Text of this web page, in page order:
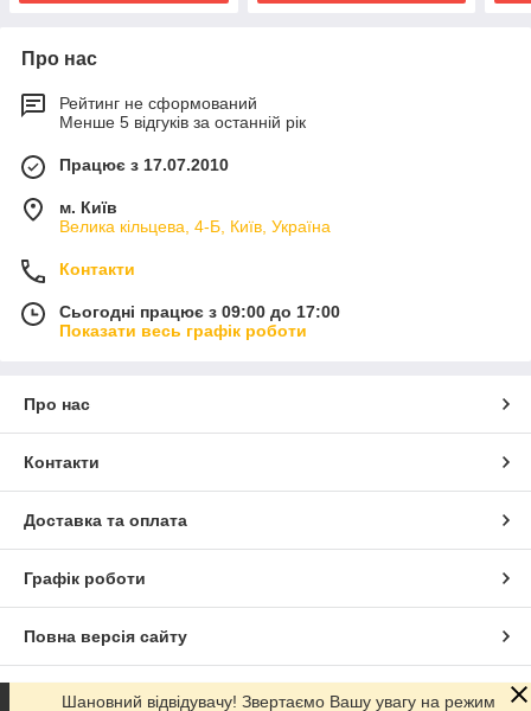
Про нас
Рейтинг не сформований
Менше 5 відгуків за останній рік
Працює з 17.07.2010
м. Київ
Велика кільцева, 4-Б, Київ, Україна
Контакти
Сьогодні працює з 09:00 до 17:00
Показати весь графік роботи
Про нас
Контакти
Доставка та оплата
Графік роботи
Повна версія сайту
Сайт створено на маркетплейсі Prom.ua
Шановний відвідувачу! Звертаємо Вашу увагу на режим